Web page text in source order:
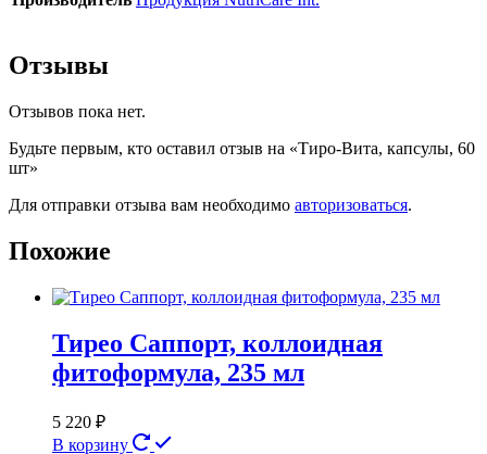
Отзывы
Отзывов пока нет.
Будьте первым, кто оставил отзыв на «Тиро-Вита, капсулы, 60
шт»
Для отправки отзыва вам необходимо авторизоваться.
Похожие
Тирео Саппорт, коллоидная
фитоформула, 235 мл
5 220 ₽
В корзину